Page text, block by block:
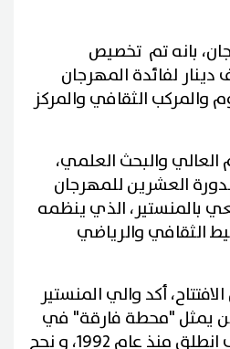
بانه تم تخصيص
بقيمة 70 ألف دينار لفائدة المهرجان
والمركب الثقافي والمركز
العالي والبحث العلمي،
العشرين للمهرجان
بالمنستير، الذي ينظمه
الثقافي والرياضي
أكد والي المنستير
يمثل "محطة فارقة" في
مسيرة المهرجان الذي انطلق منذ عام 1992، و نجح